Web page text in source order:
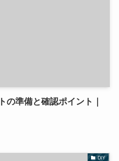
の準備と確認ポイント｜
DIY